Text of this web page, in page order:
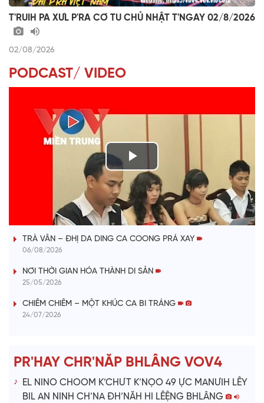
T'RUIH PA XƯL P'RA CƠ TU CHỦ NHẬT T'NGAY 02/8/2026
02/08/2026
PODCAST/ VIDEO
P
l
a
V
i
e
o
VÀI PHÚT DÀNH CHO QUẢNG BÁ
TRÀ VÂN – ĐHỊ DA DING CA COONG PRÁ XAY
06/08/2026
NƠI THỜI GIAN HÓA THÀNH DI SẢN
25/05/2026
CHIÊM CHIÊM – MỘT KHÚC CA BI TRÁNG
24/07/2026
PR'HAY CHR'NĂP BHLÂNG VOV4
EL NINO CHOOM K’CHƯT K’NỌO 49 ỰC MANƯIH LÊY
BIL AN NINH CH’NA ĐH’NĂH HI LÊỆNG BHLÂNG